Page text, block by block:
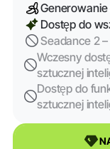
Dostęp do
Seadance 2
Wczesny
sztucznej
Dostęp do
sztucznej